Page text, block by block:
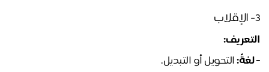
التحويل أو التبديل.